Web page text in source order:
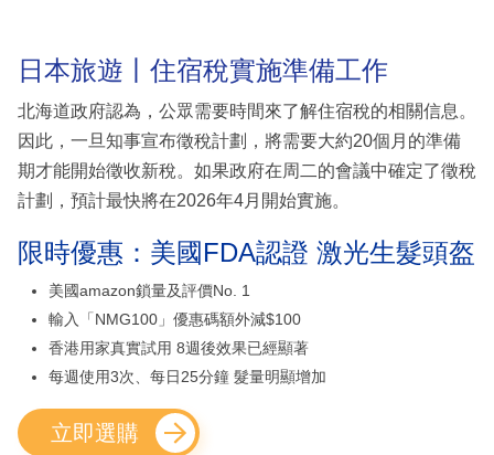
日本旅遊丨住宿稅實施準備工作
北海道政府認為，公眾需要時間來了解住宿稅的相關信息。
因此，一旦知事宣布徵稅計劃，將需要大約20個月的準備
期才能開始徵收新稅。如果政府在周二的會議中確定了徵稅
計劃，預計最快將在2026年4月開始實施。
限時優惠：美國FDA認證 激光生髮頭盔
美國amazon鎖量及評價No. 1
輸入「NMG100」優惠碼額外減$100
香港用家真實試用 8週後效果已經顯著
每週使用3次、每日25分鐘 髮量明顯增加
立即選購